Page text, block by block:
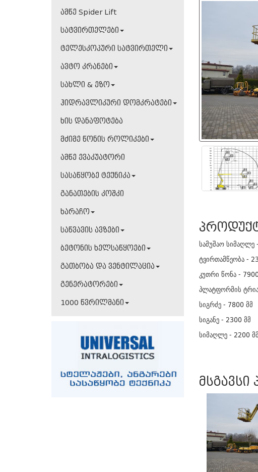
ამწე Spider Lift
სატვირთელები
ტელესკოპური სატვირთელი
ავტო კრანები
სახლი & ეზო
ჰიდრავლიკური დომკრატები
ხის დანაფოტება
მძიმე წონის როლიკები
ამწე ევაკუატორი
სასაწყობე ტექნიკა
განათების კოშკი
ხარაჩო
საწვავის ავზები
ბეტონის ხელსაწყოები
გათბობა და ვენტილაცია
გენერატორები
1000 წვრილმანი
სამუშაო სიმაღლე
ტვირთამწეობა -
კუთრი წონა -
პლატფორმის
სიგრძე - 7800 მმ
სიგანე - 2300 მმ
სიმაღლე - 2200 მმ
მსგავსი